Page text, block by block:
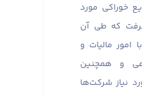
خوراکی مورد
که طی آن
امور مالیات و
و همچنین
نیاز شرکت‌ها